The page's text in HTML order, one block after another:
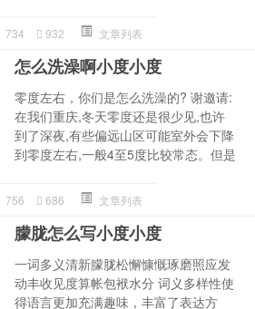
734 932 文章列表
怎么洗澡啊小度小度
零度左右，你们是怎么洗澡的? 谢邀请:
在我们重庆,冬天零度还是很少见,也许
到了深夜,有些偏远山区可能室外会下降
到零度左右,一般4至5度比较常态。但是
756 686 文章列表
朦胧怎么写小度小度
一词多义清新朦胧松懈慷慨琢磨照应发
动丰收见度算帐包袱水分 词义多样性使
得语言更加充满趣味，丰富了表达方